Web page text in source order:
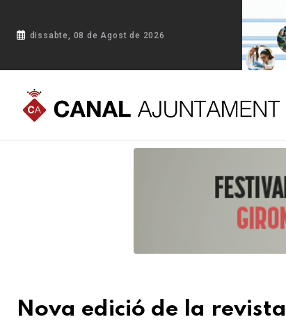
dissabte, 08 de Agost de 2026
Portada Blog Nova edició de la revista d'informació
Nova edició de la